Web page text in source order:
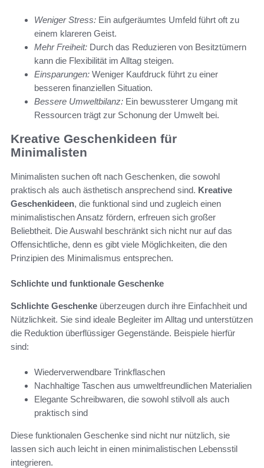
Weniger Stress: Ein aufgeräumtes Umfeld führt oft zu
einem klareren Geist.
Mehr Freiheit: Durch das Reduzieren von Besitztümern
kann die Flexibilität im Alltag steigen.
Einsparungen: Weniger Kaufdruck führt zu einer
besseren finanziellen Situation.
Bessere Umweltbilanz: Ein bewussterer Umgang mit
Ressourcen trägt zur Schonung der Umwelt bei.
Kreative Geschenkideen für
Minimalisten
Minimalisten suchen oft nach Geschenken, die sowohl
praktisch als auch ästhetisch ansprechend sind. Kreative
Geschenkideen, die funktional sind und zugleich einen
minimalistischen Ansatz fördern, erfreuen sich großer
Beliebtheit. Die Auswahl beschränkt sich nicht nur auf das
Offensichtliche, denn es gibt viele Möglichkeiten, die den
Prinzipien des Minimalismus entsprechen.
Schlichte und funktionale Geschenke
Schlichte Geschenke überzeugen durch ihre Einfachheit und
Nützlichkeit. Sie sind ideale Begleiter im Alltag und unterstützen
die Reduktion überflüssiger Gegenstände. Beispiele hierfür
sind:
Wiederverwendbare Trinkflaschen
Nachhaltige Taschen aus umweltfreundlichen Materialien
Elegante Schreibwaren, die sowohl stilvoll als auch
praktisch sind
Diese funktionalen Geschenke sind nicht nur nützlich, sie
lassen sich auch leicht in einen minimalistischen Lebensstil
integrieren.